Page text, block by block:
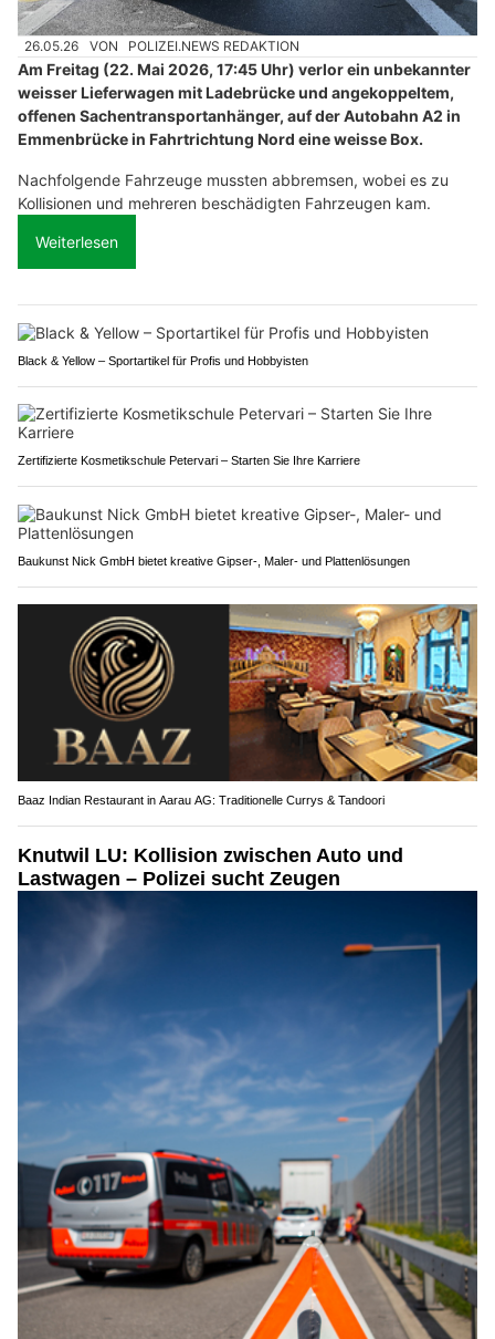
26.05.26 VON POLIZEI.NEWS REDAKTION
Am Freitag (22. Mai 2026, 17:45 Uhr) verlor ein unbekannter
weisser Lieferwagen mit Ladebrücke und angekoppeltem,
offenen Sachentransportanhänger, auf der Autobahn A2 in
Emmenbrücke in Fahrtrichtung Nord eine weisse Box.
Nachfolgende Fahrzeuge mussten abbremsen, wobei es zu
Kollisionen und mehreren beschädigten Fahrzeugen kam.
Weiterlesen
Black & Yellow – Sportartikel für Profis und Hobbyisten
Zertifizierte Kosmetikschule Petervari – Starten Sie Ihre Karriere
Baukunst Nick GmbH bietet kreative Gipser-, Maler- und Plattenlösungen
Baaz Indian Restaurant in Aarau AG: Traditionelle Currys & Tandoori
Knutwil LU: Kollision zwischen Auto und
Lastwagen – Polizei sucht Zeugen